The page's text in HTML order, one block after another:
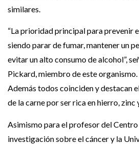
similares.
“La prioridad principal para prevenir
siendo parar de fumar, mantener un
evitar un alto consumo de alcohol”,
Pickard, miembro de este organismo.
Además todos coinciden y destacan
de la carne por ser rica en hierro, zinc
Asimismo para el profesor del
investigación sobre el cáncer y la